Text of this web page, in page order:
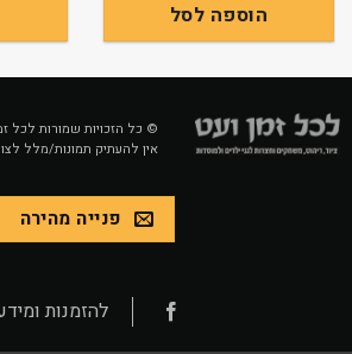
הוספה לסל
© כל הזכויות שמורות לכל
אין להעתיק תמונות/מלל
פנייה מהירה
להזמנות